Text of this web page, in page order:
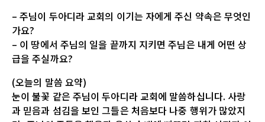
– 주님이 두아디라 교회의 이기는 자에게 주신 약속은 무엇인
가요?
– 이 땅에서 주님의 일을 끝까지 지키면 주님은 내게 어떤 상
급을 주실까요?
(오늘의 말씀 요약)
눈이 불꽃 같은 주님이 두아디라 교회에 말씀하십니다. 사랑
과 믿음과 섬김을 보인 그들은 처음보다 나중 행위가 많았지